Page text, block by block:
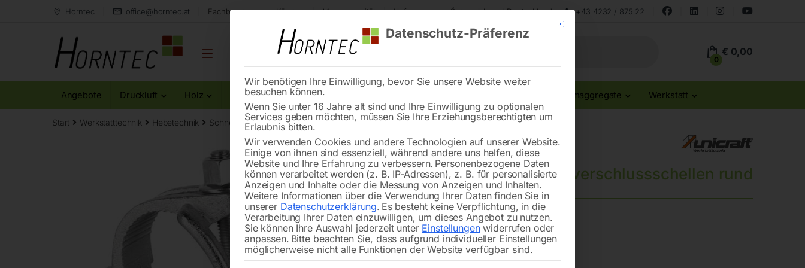
Horntec office@horntec.at Fachberatung aus Kärnten Markenqualität Lieferung nach Österreich und Deutschland +43 4232 / 875 22
0
€ 0,00
Angebote Druckluft Holz Metall Reinigung Stromaggregate Werkstatt
Start Werkstatttechnik Hebetechnik Schnellverschlussschellen rund
🔍
Schnellverschlussschellen rund
Inhalt 1 Paar
Mit diesem Button wird der Dialog geschlossen. Seine Funktionalität ist
Datenschutz-Präferenz
Wir benötigen Ihre Einwilligung, bevor Sie unsere Website weiter
besuchen können.
Wenn Sie unter 16 Jahre alt sind und Ihre Einwilligung zu optionalen
Services geben möchten, müssen Sie Ihre Erziehungsberechtigten um
Erlaubnis bitten.
Wir verwenden Cookies und andere Technologien auf unserer Website.
Einige von ihnen sind essenziell, während andere uns helfen, diese
Website und Ihre Erfahrung zu verbessern. Personenbezogene Daten
können verarbeitet werden (z. B. IP-Adressen), z. B. für personalisierte
Anzeigen und Inhalte oder die Messung von Anzeigen und Inhalten.
Weitere Informationen über die Verwendung Ihrer Daten finden Sie in
unserer Datenschutzerklärung. Es besteht keine Verpflichtung, in die
Verarbeitung Ihrer Daten einzuwilligen, um dieses Angebot zu nutzen.
Sie können Ihre Auswahl jederzeit unter Einstellungenwiderrufen oder
anpassen. Bitte beachten Sie, dass aufgrund individueller Einstellungen
möglicherweise nicht alle Funktionen der Website verfügbar sind.